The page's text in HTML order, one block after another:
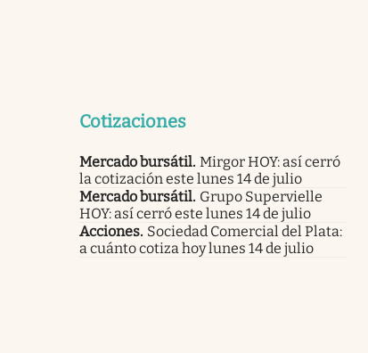
Cotizaciones
Mercado bursátil. Mirgor HOY: así cerró
la cotización este lunes 14 de julio
Mercado bursátil. Grupo Supervielle
HOY: así cerró este lunes 14 de julio
Acciones. Sociedad Comercial del Plata:
a cuánto cotiza hoy lunes 14 de julio